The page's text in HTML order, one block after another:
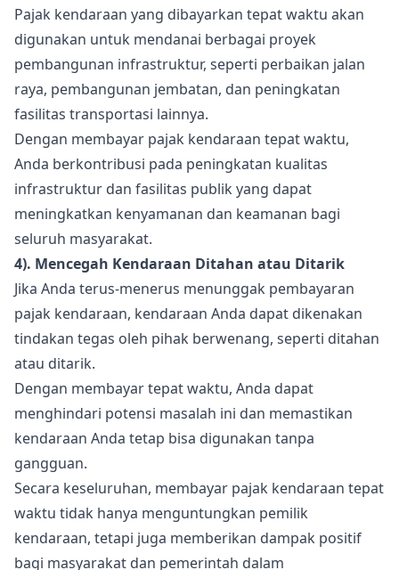
Pajak kendaraan yang dibayarkan tepat waktu akan
digunakan untuk mendanai berbagai proyek
pembangunan infrastruktur, seperti perbaikan jalan
raya, pembangunan jembatan, dan peningkatan
fasilitas transportasi lainnya.
Dengan membayar pajak kendaraan tepat waktu,
Anda berkontribusi pada peningkatan kualitas
infrastruktur dan fasilitas publik yang dapat
meningkatkan kenyamanan dan keamanan bagi
seluruh masyarakat.
4). Mencegah Kendaraan Ditahan atau Ditarik
Jika Anda terus-menerus menunggak pembayaran
pajak kendaraan, kendaraan Anda dapat dikenakan
tindakan tegas oleh pihak berwenang, seperti ditahan
atau ditarik.
Dengan membayar tepat waktu, Anda dapat
menghindari potensi masalah ini dan memastikan
kendaraan Anda tetap bisa digunakan tanpa
gangguan.
Secara keseluruhan, membayar pajak kendaraan tepat
waktu tidak hanya menguntungkan pemilik
kendaraan, tetapi juga memberikan dampak positif
bagi masyarakat dan pemerintah dalam